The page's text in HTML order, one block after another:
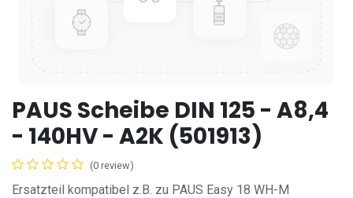
PAUS Scheibe DIN 125 - A8,4
- 140HV - A2K (501913)
(0 review)
Ersatzteil kompatibel z.B. zu PAUS Easy 18 WH-M